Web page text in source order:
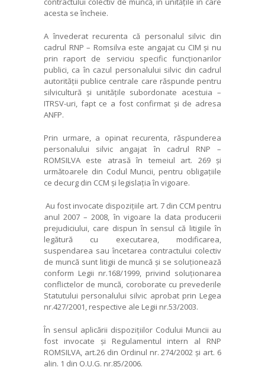
acesta se încheie.
A învederat recurenta că personalul silvic din
cadrul RNP – Romsilva este angajat cu CIM și nu
prin raport de serviciu specific funcționarilor
publici, ca în cazul personalului silvic din cadrul
autorității publice centrale care răspunde pentru
silvicultură și unitățile subordonate acestuia –
ITRSV-uri, fapt ce a fost confirmat și de adresa
ANFP.
Prin urmare, a opinat recurenta, răspunderea
personalului silvic angajat în cadrul RNP –
ROMSILVA este atrasă în temeiul art. 269 și
următoarele din Codul Muncii, pentru obligațiile
ce decurg din CCM și legislația în vigoare.
Au fost invocate dispozițiile art. 7 din CCM pentru
anul 2007 – 2008, în vigoare la data producerii
prejudiciului, care dispun în sensul că litigiile în
legătură cu executarea, modificarea,
suspendarea sau încetarea contractului colectiv
de muncă sunt litigii de muncă și se soluționează
conform Legii nr.168/1999, privind soluționarea
conflictelor de muncă, coroborate cu prevederile
Statutului personalului silvic aprobat prin Legea
nr.427/2001, respective ale Legii nr.53/2003.
În sensul aplicării dispozițiilor Codului Muncii au
fost invocate și Regulamentul intern al RNP
ROMSILVA, art.26 din Ordinul nr. 274/2002 și art. 6
alin. 1 din O.U.G. nr.85/2006.